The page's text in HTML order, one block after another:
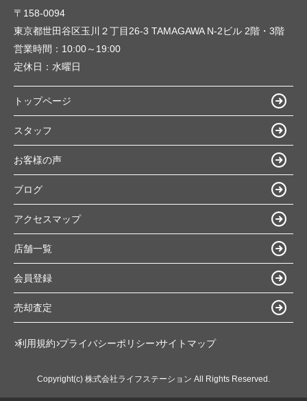
〒158-0094
東京都世田谷区玉川２丁目26-3 TAMAGAWA N-2ビル 2階・3階
営業時間： 10:00～19:00
定休日： 水曜日
トップページ
スタッフ
お客様の声
ブログ
アクセスマップ
店舗一覧
会員登録
売却査定
利用規約 プライバシーポリシー サイトマップ
Copyright(c) 株式会社ライフステーション All Rights Reserved.